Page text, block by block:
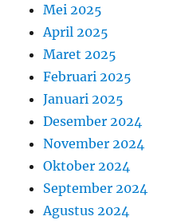
Mei 2025
April 2025
Maret 2025
Februari 2025
Januari 2025
Desember 2024
November 2024
Oktober 2024
September 2024
Agustus 2024